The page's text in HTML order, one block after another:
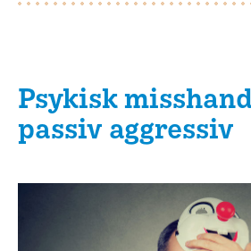
Psykisk
passiv aggressiv